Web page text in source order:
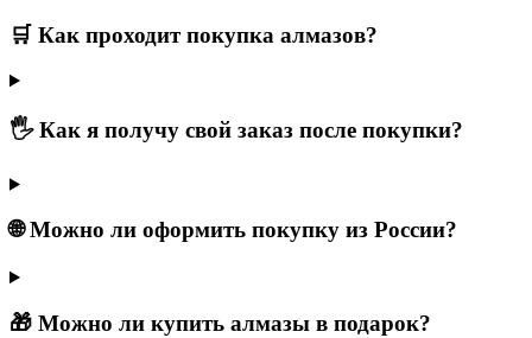
🛒 Как проходит покупка алмазов?
🖐 Как я получу свой заказ после покупки?
🌐 Можно ли оформить покупку из России?
🎁 Можно ли купить алмазы в подарок?